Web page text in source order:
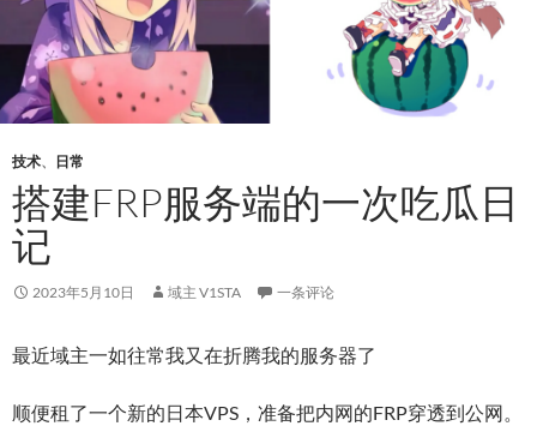
技术、 日常
搭建FRP服务端的一次吃瓜日
记
2023年5月10日 域主 V1STA 一条评论
最近域主一如往常我又在折腾我的服务器了
顺便租了一个新的日本VPS，准备把内网的FRP穿透到公网。